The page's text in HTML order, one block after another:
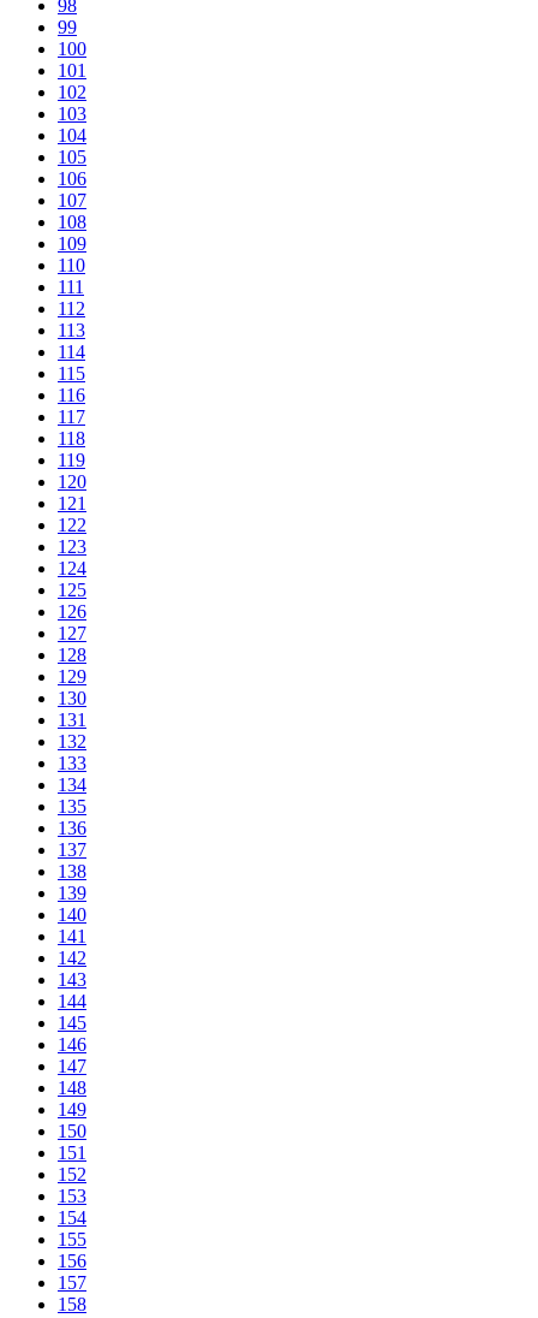
98
99
100
101
102
103
104
105
106
107
108
109
110
111
112
113
114
115
116
117
118
119
120
121
122
123
124
125
126
127
128
129
130
131
132
133
134
135
136
137
138
139
140
141
142
143
144
145
146
147
148
149
150
151
152
153
154
155
156
157
158